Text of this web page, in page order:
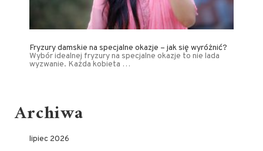
Fryzury damskie na specjalne okazje – jak się wyróżnić?
Wybór idealnej fryzury na specjalne okazje to nie lada
wyzwanie. Każda kobieta …
Archiwa
lipiec 2026